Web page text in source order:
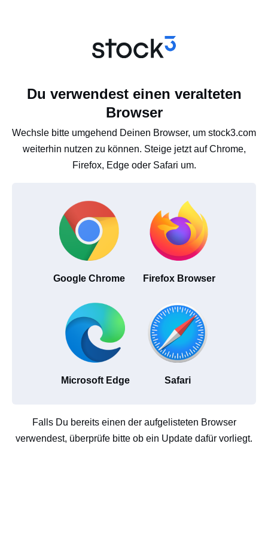
Du verwendest einen veralteten
Browser
Wechsle bitte umgehend Deinen Browser, um stock3.com
weiterhin nutzen zu können. Steige jetzt auf Chrome,
Firefox, Edge oder Safari um.
Google Chrome Firefox Browser
Microsoft Edge Safari
Falls Du bereits einen der aufgelisteten Browser
verwendest, überprüfe bitte ob ein Update dafür vorliegt.